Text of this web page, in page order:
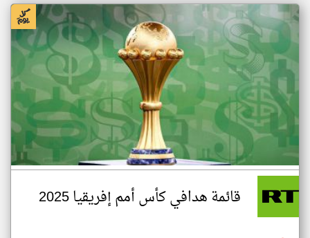
قائمة هدافي كأس أمم إفريقيا 2025